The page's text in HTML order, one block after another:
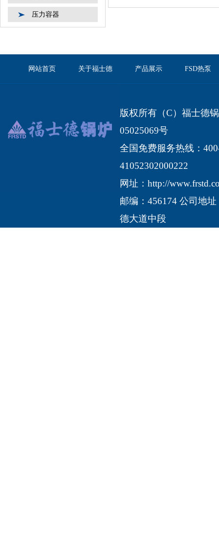
压力容器
网站首页 关于福士德 产品展示 FSD热泵
版权所有（C）福士德
05025069号
全国免费服务热线：
41052302000222
网址： http://
邮编：456174 公司地
德大道中段